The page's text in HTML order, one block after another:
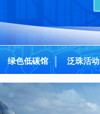
绿色低碳馆 泛珠活动